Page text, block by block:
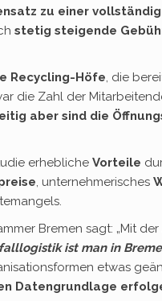
zu einer
stetig steigende
Recycling-Höfe, die
die Zahl der
aber sind die
erhebliche Vorteile
, unternehmerisches
Bremen sagt: „Mit der
ist man in
etwas
Datengrundlage